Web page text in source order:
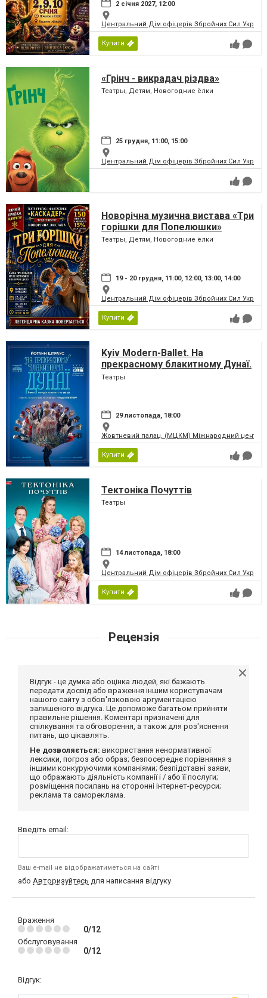
2 січня 2027, 12:00
Центральний Дім офіцерів Збройних Сил
Купити
«Грінч - викрадач різдва»
Театры, Детям, Новогодние ёлки
25 грудня, 11:00, 15:00
Центральний Дім офіцерів Збройних Сил
Новорічна музична вистава «Три
горішки для Попелюшки»
Театры, Детям, Новогодние ёлки
19 - 20 грудня, 11:00, 12:00, 13:00, 14:00
Центральний Дім офіцерів Збройних Сил
Купити
Kyiv Modern-Ballet. На
прекрасному блакитному Дунаї.
Раду Поклітару
Театры
29 листопада, 18:00
Жовтневий палац, (МЦКМ) Міжнародний центр
Купити
Тектоніка Почуттів
Театры
14 листопада, 18:00
Центральний Дім офіцерів Збройних Сил
Купити
Рецензія
Відгук - це думка або оцінка людей, які бажають
передати досвід або враження іншим користувачам
нашого сайту з обов'язковою аргументацією
залишеного відгука. Це допоможе багатьом прийняти
правильне рішення. Коментарі призначені для
спілкування та обговорення, а також для роз'яснення
питань, що цікавлять.
Не дозволяється: використання ненормативної
лексики, погроз або образ; безпосереднє порівняння з
іншими конкуруючими компаніями; безпідставні заяви,
що ображають діяльність компанії і / або її послуги;
розміщення посилань на сторонні інтернет-ресурси;
реклама та самореклама.
Введіть email:
Ваш e-mail не відображатиметься на сайті
або Авторизуйтесь для написання відгуку
Враження
0/12
Обслуговування
0/12
Відгук: